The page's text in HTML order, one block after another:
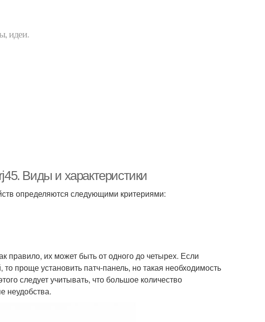
идеи.
Виды и характеристики
определяются следующими критериями:
правило, их может быть от одного до четырех. Если
проще установить патч-панель, но такая необходимость
следует учитывать, что большое количество
неудобства.